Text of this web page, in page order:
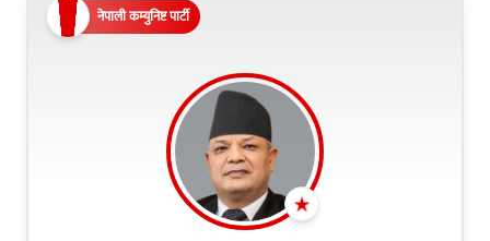
नेपाली कम्युनिष्ट पार्टी